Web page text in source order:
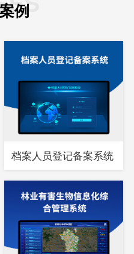
例
档案人员登记备案系统